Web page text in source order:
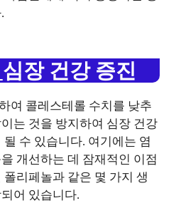
장 건강 증진
여 콜레스테롤 수치를 낮추
는 것을 방지하여 심장 건강
수 있습니다. 여기에는 염
개선하는 데 잠재적인 이점
리페놀과 같은 몇 가지 생
어 있습니다.